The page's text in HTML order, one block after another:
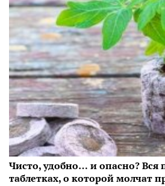
Чисто, удобно… и опасно? Вся
таблетках, о которой молчат